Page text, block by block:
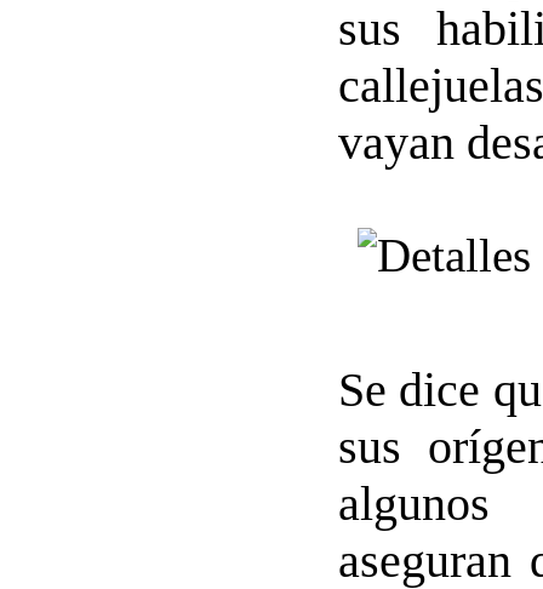
sus
vayan
Se dice
sus
algunos